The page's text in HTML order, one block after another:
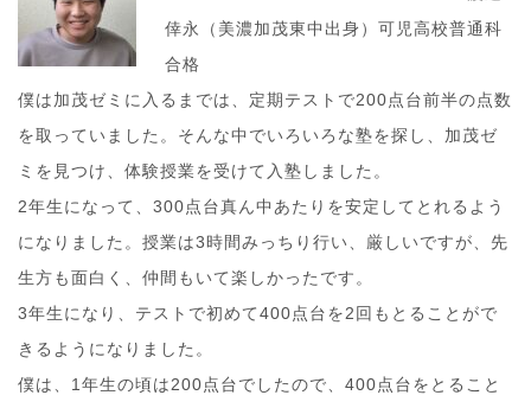
倖永（美濃加茂東中出身）可児高校普通科
合格
僕は加茂ゼミに入るまでは、定期テストで200点台前半の点数
を取っていました。そんな中でいろいろな塾を探し、加茂ゼ
ミを見つけ、体験授業を受けて入塾しました。
2年生になって、300点台真ん中あたりを安定してとれるよう
になりました。授業は3時間みっちり行い、厳しいですが、先
生方も面白く、仲間もいて楽しかったです。
3年生になり、テストで初めて400点台を2回もとることがで
きるようになりました。
僕は、1年生の頃は200点台でしたので、400点台をとること